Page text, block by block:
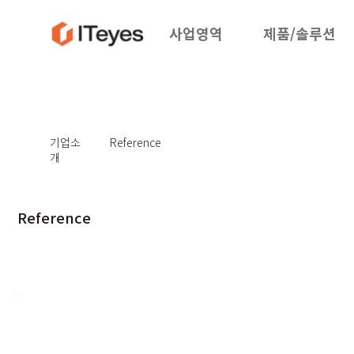
사업영역 제품/솔루션
기업소
개
Reference
Reference